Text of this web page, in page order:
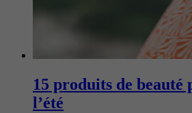
15 produits de beauté
l’été